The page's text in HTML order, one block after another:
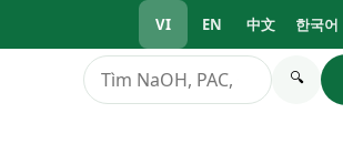
VI EN 中文 한국어
Tìm kiếm 🔍